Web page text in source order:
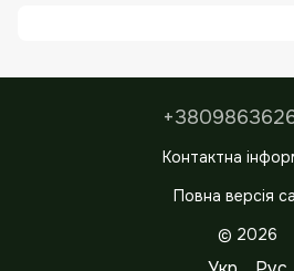
Контактна
Повна версія
© 2026